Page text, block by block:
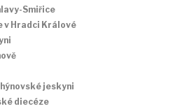
Smiřice
v Hradci Králové
jeskyni
diecéze